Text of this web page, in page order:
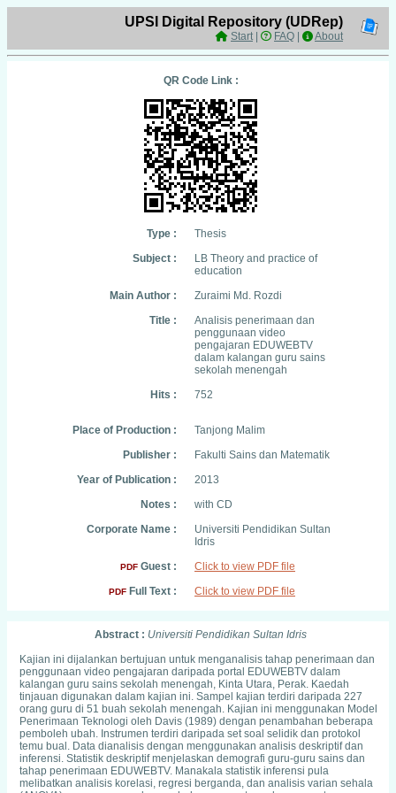
UPSI Digital Repository (UDRep)
Start| FAQ About
QR Code Link :
Type :
Thesis
Subject :
LB Theory and practice of
education
Main Author :
Zuraimi Md. Rozdi
Title :
Analisis penerimaan dan
penggunaan video
pengajaran EDUWEBTV
dalam kalangan guru sains
sekolah menengah
Hits :
752
Place of Production :
Tanjong Malim
Publisher :
Fakulti Sains dan Matematik
Year of Publication :
2013
Notes :
with CD
Corporate Name :
Universiti Pendidikan Sultan
Idris
PDF Guest : Click to view PDF file
PDF Full Text : Click to view PDF file
Abstract : Universiti Pendidikan Sultan Idris
Kajian ini dijalankan bertujuan untuk menganalisis tahap penerimaan dan
penggunaan video pengajaran daripada portal EDUWEBTV dalam
kalangan guru sains sekolah menengah, Kinta Utara, Perak. Kaedah
tinjauan digunakan dalam kajian ini. Sampel kajian terdiri daripada 227
orang guru di 51 buah sekolah menengah. Kajian ini menggunakan Model
Penerimaan Teknologi oleh Davis (1989) dengan penambahan beberapa
pemboleh ubah. Instrumen terdiri daripada set soal selidik dan protokol
temu bual. Data dianalisis dengan menggunakan analisis deskriptif dan
inferensi. Statistik deskriptif menjelaskan demografi guru-guru sains dan
tahap penerimaan EDUWEBTV. Manakala statistik inferensi pula
melibatkan analisis korelasi, regresi berganda, dan analisis varian sehala